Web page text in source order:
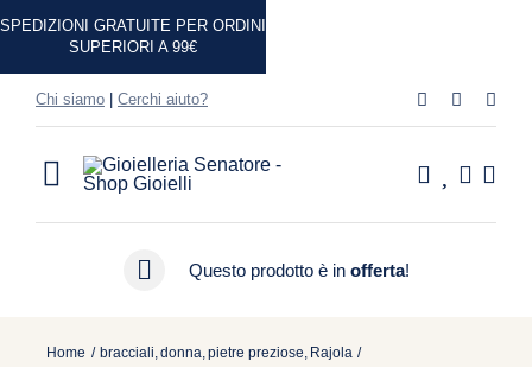
Salta
SPEDIZIONI GRATUITE PER ORDINI
SUPERIORI A 99€
Chi siamo Cerchi aiuto?
Toggle
Navigation
Questo prodotto è in offerta!
Home bracciali donna pietre preziose Rajola